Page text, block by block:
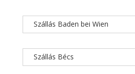
Szállás Baden bei Wien
Szállás Bécs